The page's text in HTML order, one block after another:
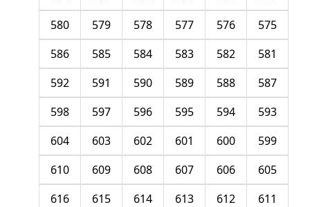
575
576
577
578
579
580
581
582
583
584
585
586
587
588
589
590
591
592
593
594
595
596
597
598
599
600
601
602
603
604
605
606
607
608
609
610
611
612
613
614
615
616